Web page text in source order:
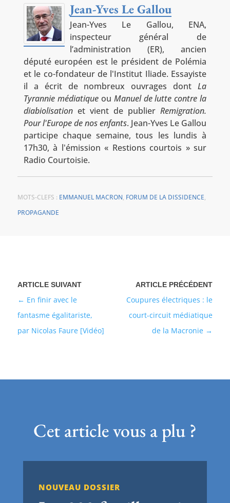
Jean-Yves Le Gallou
Jean-Yves Le Gallou, ENA,
inspecteur général de
l’administration (ER), ancien
député européen est le président de Polémia
et le co-fondateur de l'Institut Iliade. Essayiste
il a écrit de nombreux ouvrages dontLa
Tyrannie médiatiqueou Manuel de lutte contre la
diabiolisationet vient de publierRemigration.
Pour l'Europe de nos enfants. Jean-Yves Le Gallou
participe chaque semaine, tous les lundis à
17h30, à l'émission « Restions courtois » sur
Radio Courtoisie.
MOTS-CLEFS : EMMANUEL MACRON, FORUM DE LA DISSIDENCE,
PROPAGANDE
Coupures électriques : le
court-circuit médiatique
de la Macronie
En finir avec le
fantasme égalitariste,
par Nicolas Faure [Vidéo]
Cet article vous a plu ?
NOUVEAU DOSSIER